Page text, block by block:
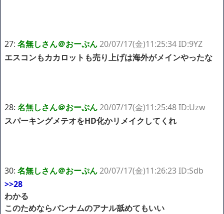
27: 名無しさん＠おーぷん20/07/17(金)11:25:34 ID:9YZ
エスコンもカカロットも売り上げは海外がメインやったな
28: 名無しさん＠おーぷん20/07/17(金)11:25:48 ID:Uzw
スパーキングメテオをHD化かリメイクしてくれ
30: 名無しさん＠おーぷん20/07/17(金)11:26:23 ID:Sdb
>>28
わかる
このためならバンナムのアナル舐めてもいい